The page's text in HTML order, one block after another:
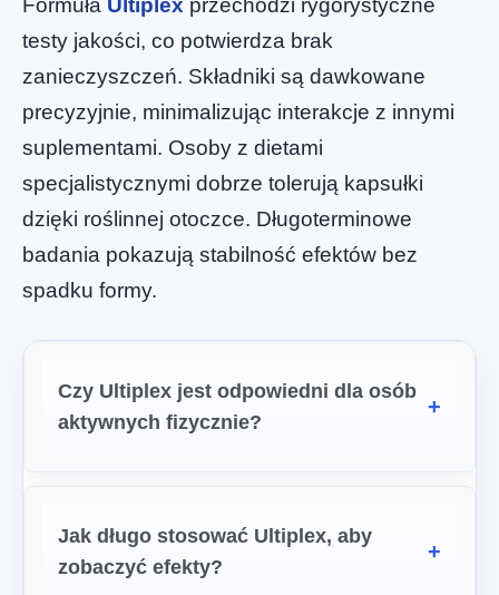
Formuła Ultiplex przechodzi rygorystyczne
testy jakości, co potwierdza brak
zanieczyszczeń. Składniki są dawkowane
precyzyjnie, minimalizując interakcje z innymi
suplementami. Osoby z dietami
specjalistycznymi dobrze tolerują kapsułki
dzięki roślinnej otoczce. Długoterminowe
badania pokazują stabilność efektów bez
spadku formy.
Czy Ultiplex jest odpowiedni dla osób
aktywnych fizycznie?
Jak długo stosować Ultiplex, aby
zobaczyć efekty?